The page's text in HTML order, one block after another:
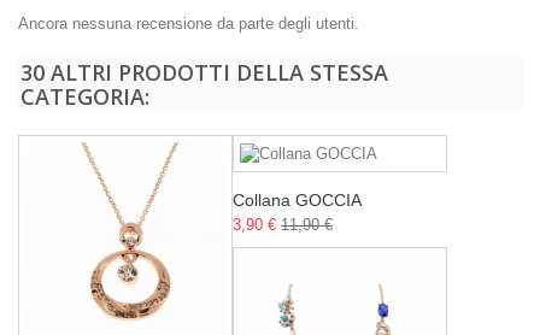
Ancora nessuna recensione da parte degli utenti.
30 ALTRI PRODOTTI DELLA STESSA
CATEGORIA:
Collana GOCCIA
3,90 € 11,90 €